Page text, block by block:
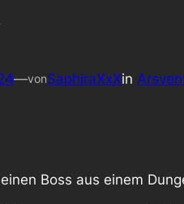
—vonSaphiraXxXin
Boss aus einem